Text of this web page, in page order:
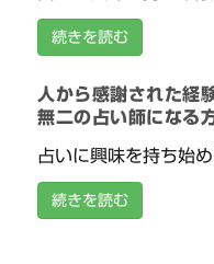
続きを読む
人から感謝された経
無二の占い師になる
占いに興味を持ち始
続きを読む